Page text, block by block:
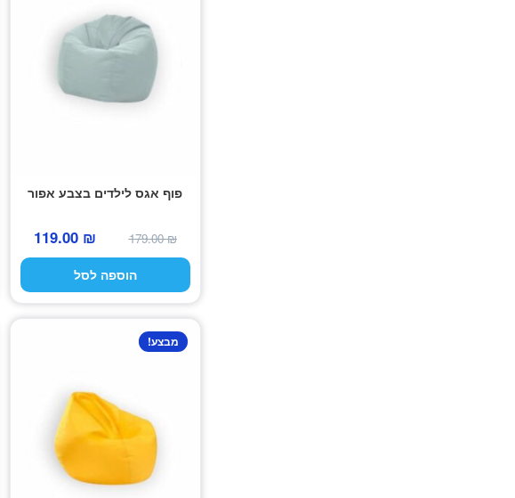
פוף אגס לילדים בצבע אפור
179.00₪
המחיר
המקורי
היה:
119.00 ₪
המחיר
הנוכחי
הוא:
הוספה לסל
מבצע!